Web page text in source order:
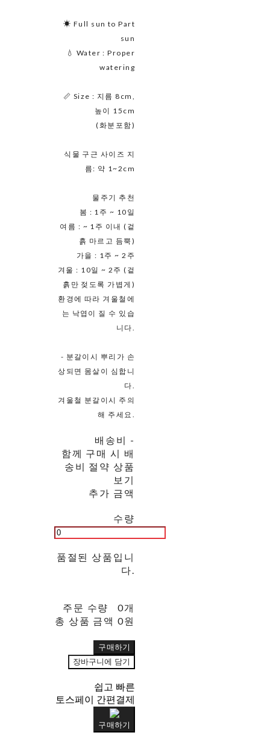
☀ Full sun to Part
sun
💧 Water : Proper
watering
📏 Size : 지름 8cm,
높이 15cm
(화분포함)
식물 구근 사이즈 지
름: 약 1~2cm
물주기 추천
봄 : 1주 ~ 10일
여름 : ~ 1주 이내 (겉
흙 마르고 듬뿍)
가을 : 1주 ~ 2주
겨울 : 10일 ~ 2주 (겉
흙만 젖도록 가볍게)
환경에 따라 겨울철에
는 낙엽이 질 수 있습
니다.
- 분갈이시 뿌리가 손
상되면 몸살이 심합니
다.
겨울철 분갈이시 주의
해 주세요.
배송비 -
함께 구매 시 배
송비 절약 상품
보기
추가 금액
수량
품절된 상품입니
다.
주문 수량
0개
총 상품 금액 0원
구매하기
장바구니에 담기
쉽고 빠른
토스페이 간편결제
구매하기